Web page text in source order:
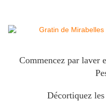
Commencez par laver
Décortiquez